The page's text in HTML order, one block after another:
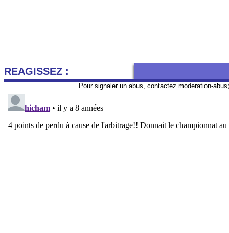
REAGISSEZ :
Pour signaler un abus, contactez moderation-